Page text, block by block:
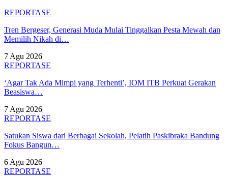
REPORTASE
Tren Bergeser, Generasi Muda Mulai Tinggalkan Pesta Mewah dan
Memilih Nikah di…
7 Agu 2026
REPORTASE
‘Agar Tak Ada Mimpi yang Terhenti’, IOM ITB Perkuat Gerakan
Beasiswa…
7 Agu 2026
REPORTASE
Satukan Siswa dari Berbagai Sekolah, Pelatih Paskibraka Bandung
Fokus Bangun…
6 Agu 2026
REPORTASE